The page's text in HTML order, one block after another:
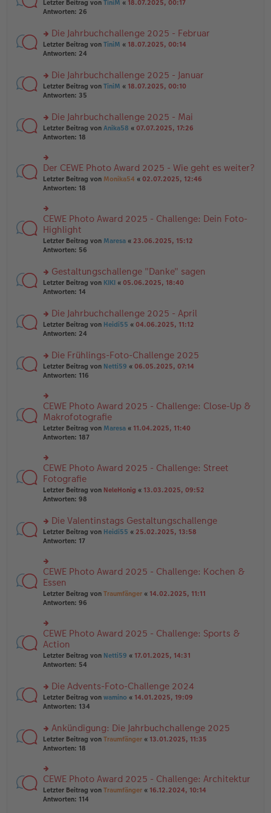
a
g
er
tr
a
g
g
el
e
n
er
tr
a
g
rs
te
n
g
el
e
n
er
tr
a
g
Letzter Beitrag von TiniM « 18.07.2025, 00:17
Antworten: 26
rs
te
n
g
el
e
n
er
tr
a
g
Die Jahrbuchchallenge 2025 - Februar
Letzter Beitrag von TiniM « 18.07.2025, 00:14
Antworten: 24
rs
te
n
g
el
e
n
er
B
a
g
Die Jahrbuchchallenge 2025 - Januar
Letzter Beitrag von TiniM « 18.07.2025, 00:10
Antworten: 35
rs
te
u
n
g
el
es
n
er
B
ei
tr
a
Die Jahrbuchchallenge 2025 - Mai
Letzter Beitrag von Anika58 « 07.07.2025, 17:26
Antworten: 18
rs
te
r
g
el
es
e
n
ei
tr
a
Der CEWE Photo Award 2025 - Wie geht es weiter?
Letzter Beitrag von Monika54 « 02.07.2025, 12:46
Antworten: 18
rs
te
r
u
n
el
es
e
B
ei
tr
g
CEWE Photo Award 2025 - Challenge: Dein Foto-
Highlight
Letzter Beitrag von Maresa « 23.06.2025, 15:12
Antworten: 56
rs
te
n
g
el
e
n
er
tr
a
g
Gestaltungschallenge "Danke" sagen
Letzter Beitrag von KIKI « 05.06.2025, 18:40
Antworten: 14
rs
te
n
g
el
e
n
er
B
ei
tr
g
Die Jahrbuchchallenge 2025 - April
Letzter Beitrag von Heidi55 « 04.06.2025, 11:12
Antworten: 24
rs
te
u
n
g
el
es
e
er
B
ei
tr
a
g
Die Frühlings-Foto-Challenge 2025
Letzter Beitrag von Netti59 « 06.05.2025, 07:14
Antworten: 116
rs
te
r
u
n
el
es
e
n
er
tr
a
g
CEWE Photo Award 2025 - Challenge: Close-Up &
Makrofotografie
Letzter Beitrag von Maresa « 11.04.2025, 11:40
Antworten: 187
rs
te
r
u
n
el
es
e
er
B
ei
tr
a
g
CEWE Photo Award 2025 - Challenge: Street
Fotografie
Letzter Beitrag von NeleHonig « 13.03.2025, 09:52
Antworten: 98
rs
te
u
n
g
el
es
e
er
B
ei
tr
a
g
Die Valentinstags Gestaltungschallenge
Letzter Beitrag von Heidi55 « 25.02.2025, 13:58
Antworten: 17
rs
te
r
u
n
el
es
e
n
er
tr
a
g
CEWE Photo Award 2025 - Challenge: Kochen &
Essen
Letzter Beitrag von Traumfänger « 14.02.2025, 11:11
Antworten: 96
rs
te
r
u
n
el
es
e
B
ei
tr
g
CEWE Photo Award 2025 - Challenge: Sports &
Action
Letzter Beitrag von Netti59 « 17.01.2025, 14:31
Antworten: 54
rs
te
n
g
el
e
n
er
B
Die Advents-Foto-Challenge 2024
Letzter Beitrag von wamino « 14.01.2025, 19:09
Antworten: 134
rs
te
u
n
g
el
es
Ankündigung: Die Jahrbuchchallenge 2025
Letzter Beitrag von Traumfänger « 13.01.2025, 11:35
Antworten: 18
rs
te
r
CEWE Photo Award 2025 - Challenge: Architektur
Letzter Beitrag von Traumfänger « 16.12.2024, 10:14
Antworten: 114